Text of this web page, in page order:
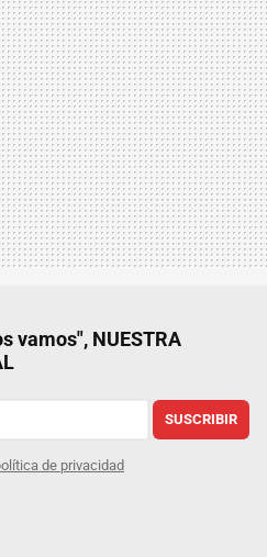
vamos", NUESTRA
SUSCRIBIR
de privacidad